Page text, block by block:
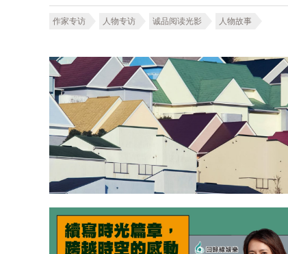
作家专访 人物专访 诚品阅读光影 人物故事